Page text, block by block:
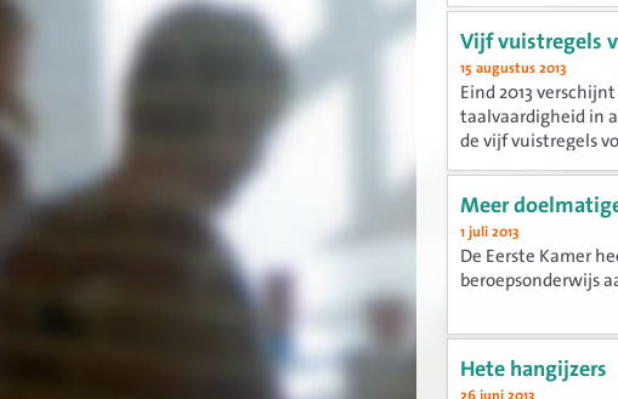
Vijf vuistregels
15 augustus 2013
Eind 2013
taalvaardigheid in
de vijf vuistregels
Meer
1 juli 2013
De Eerste Kamer
beroepsonderwijs
Hete hangijzers